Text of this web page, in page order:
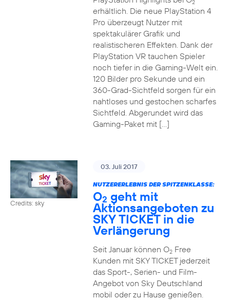
2
erhältlich. Die neue PlayStation 4
Pro überzeugt Nutzer mit
spektakulärer Grafik und
realistischeren Effekten. Dank der
PlayStation VR tauchen Spieler
noch tiefer in die Gaming-Welt ein.
120 Bilder pro Sekunde und ein
360-Grad-Sichtfeld sorgen für ein
nahtloses und gestochen scharfes
Sichtfeld. Abgerundet wird das
Gaming-Paket mit […]
Credits: sky
03. Juli 2017
NUTZERERLEBNIS DER SPITZENKLASSE:
O2 geht mit
Aktionsangeboten zu
SKY TICKET in die
Verlängerung
Seit Januar können O2Free
Kunden mit SKY TICKET jederzeit
das Sport-, Serien- und Film-
Angebot von Sky Deutschland
mobil oder zu Hause genießen.